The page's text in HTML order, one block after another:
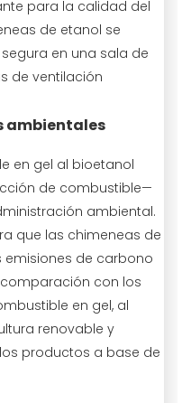
para la calidad del
de etanol se
en una sala de
de ventilación
ambientales
en gel al bioetanol
de combustible—
ambiental.
que las chimeneas de
emisiones de carbono
con los
en gel, al
renovable y
productos a base de